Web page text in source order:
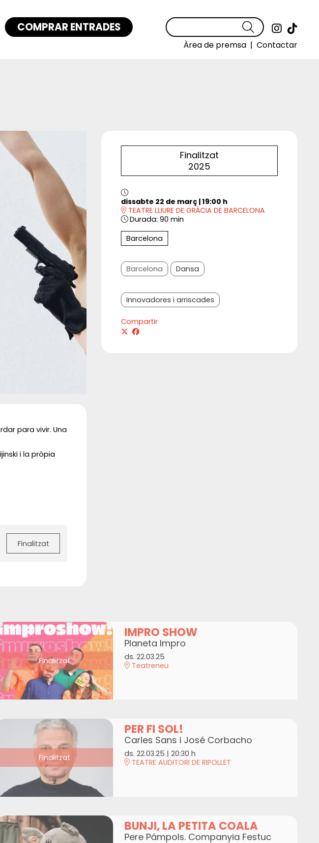
Link a
Cercar
Àrea de premsa | Contactar
COMPRAR ENTRADES
Finalitzat
2025
dissabte 22 de març |19:00 h
TEATRE LLIURE DE GRÀCIA DE BARCELONA
Durada: 90 min
Barcelona
Barcelona Dansa
Innovadores i arriscades
Compartir
para vivir. Una
i la pròpia
Finalitzat
Finalitzat
IMPRO SHOW
Planeta Impro
ds. 22.03.25
Teatreneu
Finalitzat
PER FI SOL!
Carles Sans i José Corbacho
ds. 22.03.25 | 20:30 h
TEATRE AUDITORI DE RIPOLLET
BUNJI, LA PETITA COALA
Pere Pámpols. Companyia Festuc